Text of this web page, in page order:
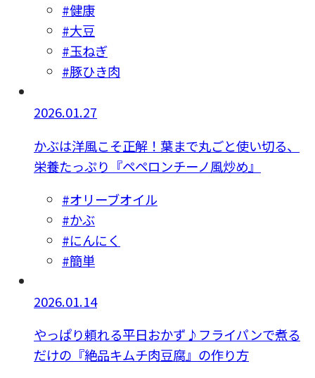
#健康
#大豆
#玉ねぎ
#豚ひき肉
2026.01.27
かぶは洋風こそ正解！葉まで丸ごと使い切る、
栄養たっぷり『ペペロンチーノ風炒め』
#オリーブオイル
#かぶ
#にんにく
#簡単
2026.01.14
やっぱり頼れる平日おかず♪フライパンで煮る
だけの『絶品キムチ肉豆腐』の作り方